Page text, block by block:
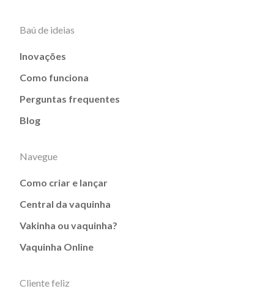
Baú de ideias
Inovações
Como funciona
Perguntas frequentes
Blog
Navegue
Como criar e lançar
Central da vaquinha
Vakinha ou vaquinha?
Vaquinha Online
Cliente feliz